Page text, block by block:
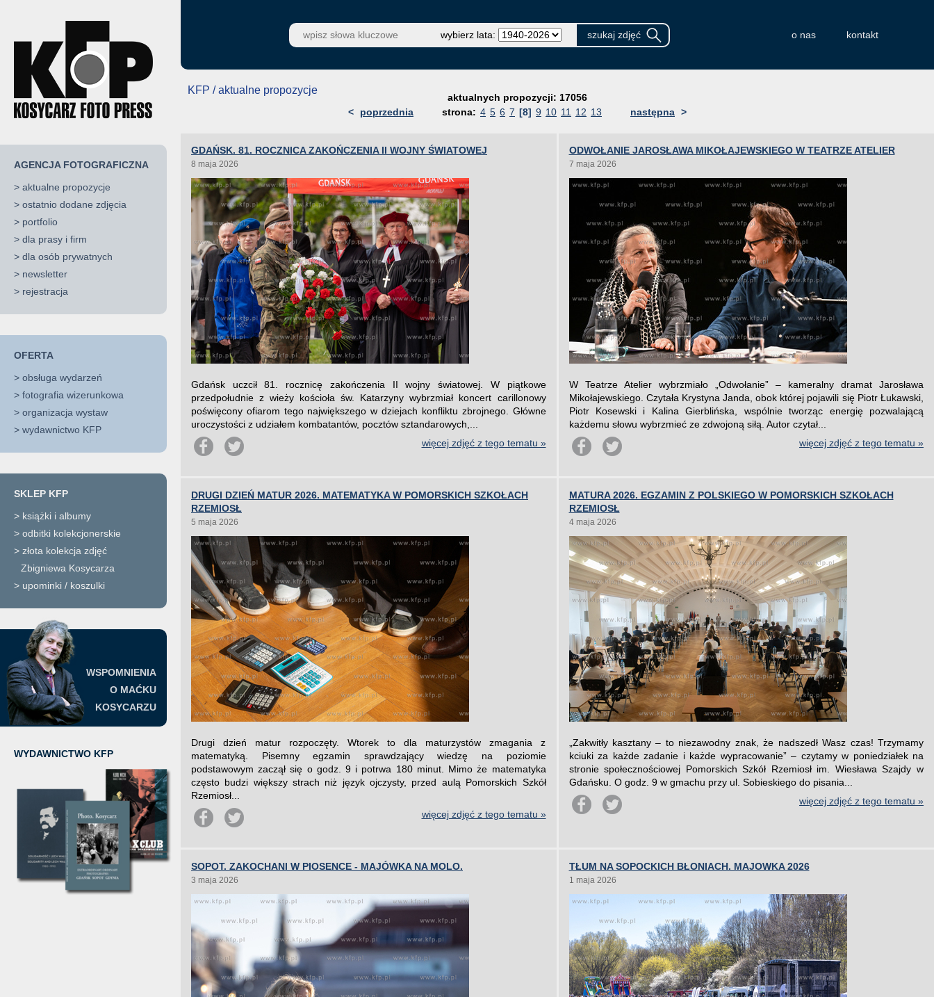
AGENCJA FOTOGRAFICZNA
> aktualne propozycje
> ostatnio dodane zdjęcia
> portfolio
> dla prasy i firm
> dla osób prywatnych
> newsletter
> rejestracja
OFERTA
> obsługa wydarzeń
> fotografia wizerunkowa
> organizacja wystaw
> wydawnictwo KFP
SKLEP KFP
> książki i albumy
> odbitki kolekcjonerskie
> złota kolekcja zdjęć
Zbigniewa Kosycarza
> upominki / koszulki
WSPOMNIENIA
O MAĆKU
KOSYCARZU
WYDAWNICTWO KFP
wybierz lata: o nas kontakt
KFP / aktualne propozycje
aktualnych propozycji: 17056
<
poprzednia strona: 4 5 6 7 [8] 9 10 11 12 13 następna >
GDAŃSK. 81. ROCZNICA ZAKOŃCZENIA II WOJNY ŚWIATOWEJ
8 maja 2026
Gdańsk uczcił 81. rocznicę zakończenia II wojny światowej. W piątkowe
przedpołudnie z wieży kościoła św. Katarzyny wybrzmiał koncert carillonowy
poświęcony ofiarom tego największego w dziejach konfliktu zbrojnego. Główne
uroczystości z udziałem kombatantów, pocztów sztandarowych,...
więcej zdjęć z tego tematu »
ODWOŁANIE JAROSŁAWA MIKOŁAJEWSKIEGO W TEATRZE ATELIER
7 maja 2026
W Teatrze Atelier wybrzmiało „Odwołanie” – kameralny dramat Jarosława
Mikołajewskiego. Czytała Krystyna Janda, obok której pojawili się Piotr Łukawski,
Piotr Kosewski i Kalina Gierblińska, wspólnie tworząc energię pozwalającą
każdemu słowu wybrzmieć ze zdwojoną siłą. Autor czytał...
więcej zdjęć z tego tematu »
DRUGI DZIEŃ MATUR 2026. MATEMATYKA W POMORSKICH SZKOŁACH
RZEMIOSŁ
5 maja 2026
Drugi dzień matur rozpoczęty. Wtorek to dla maturzystów zmagania z
matematyką. Pisemny egzamin sprawdzający wiedzę na poziomie
podstawowym zaczął się o godz. 9 i potrwa 180 minut. Mimo że matematyka
często budzi większy strach niż język ojczysty, przed aulą Pomorskich Szkół
Rzemiosł...
więcej zdjęć z tego tematu »
MATURA 2026. EGZAMIN Z POLSKIEGO W POMORSKICH SZKOŁACH
RZEMIOSŁ
4 maja 2026
„Zakwitły kasztany – to niezawodny znak, że nadszedł Wasz czas! Trzymamy
kciuki za każde zadanie i każde wypracowanie” – czytamy w poniedziałek na
stronie społecznościowej Pomorskich Szkół Rzemiosł im. Wiesława Szajdy w
Gdańsku. O godz. 9 w gmachu przy ul. Sobieskiego do pisania...
więcej zdjęć z tego tematu »
SOPOT. ZAKOCHANI W PIOSENCE - MAJÓWKA NA MOLO.
3 maja 2026
TŁUM NA SOPOCKICH BŁONIACH. MAJOWKA 2026
1 maja 2026